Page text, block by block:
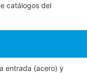
catálogos del
entrada (acero) y